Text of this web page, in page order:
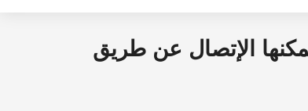
الإتصال عن طريق